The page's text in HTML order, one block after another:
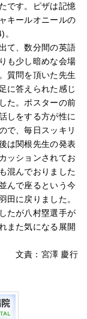
です。ピザは記憶
キールオニールの
て、数分間の英語
も少し暗めな会場
質問を頂いた先生
に答えられた感じ
た。ポスターの前
しをする方が性に
で、毎日スッキリ
は関根先生の発表
ッションされてお
混んでおりました
んで座るという今
田に戻りました。
たが八村塁選手が
また気になる展開
文責：宮澤 慶行